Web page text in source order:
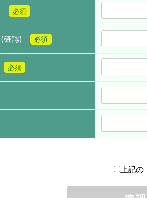
必須
(確認) 必須
必須
上記の